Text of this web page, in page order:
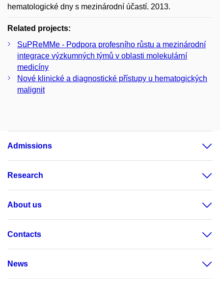
hematologické dny s mezinárodní účastí. 2013.
Related projects:
SuPReMMe - Podpora profesního růstu a mezinárodní
integrace výzkumných týmů v oblasti molekulární
medicíny
Nové klinické a diagnostické přístupy u hematogických
malignit
Admissions
Research
About us
Contacts
News